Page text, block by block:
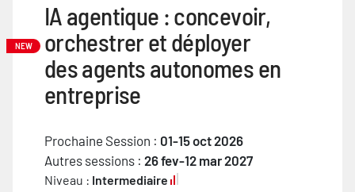
NEW
IA agentique : concevoir,
orchestrer et déployer
des agents autonomes en
entreprise
Prochaine Session : 01-15 oct 2026
Autres sessions : 26 fev-12 mar 2027
Niveau : Intermediaire